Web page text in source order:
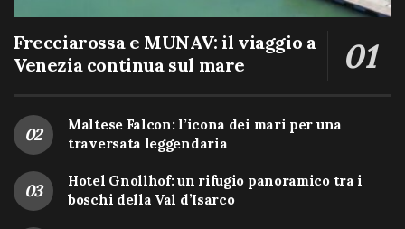
Frecciarossa e MUNAV: il viaggio a
Venezia continua sul mare
Maltese Falcon: l’icona dei mari per una
traversata leggendaria
Hotel Gnollhof: un rifugio panoramico tra i
boschi della Val d’Isarco